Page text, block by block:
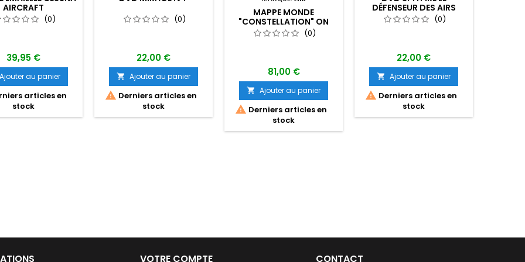
AIRCRAFT
(0)
39,95 €
Ajouter au panier
articles en
stock
(0)
22,00 €
 Ajouter au panier
 Derniers articles en
stock
MAPPE MONDE
"CONSTELLATION" ON
TOP OF THE WORLD
(0)
81,00 €
 Ajouter au panier
 Derniers articles en
stock
DÉFENSEUR DES AIRS
(0)
22,00 €
 Ajouter au panier
 Derniers articles en
stock
VOTRE COMPTE CONTACT